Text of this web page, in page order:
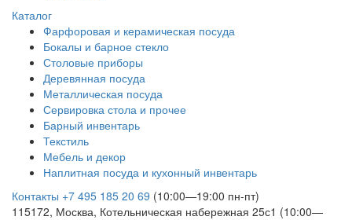
Каталог
Фарфоровая и керамическая посуда
Бокалы и барное стекло
Столовые приборы
Деревянная посуда
Металлическая посуда
Сервировка стола и прочее
Барный инвентарь
Текстиль
Мебель и декор
Наплитная посуда и кухонный инвентарь
Контакты +7 495 185 20 69 (10:00—19:00 пн-пт)
115172, Москва, Котельническая набережная 25с1 (10:00—